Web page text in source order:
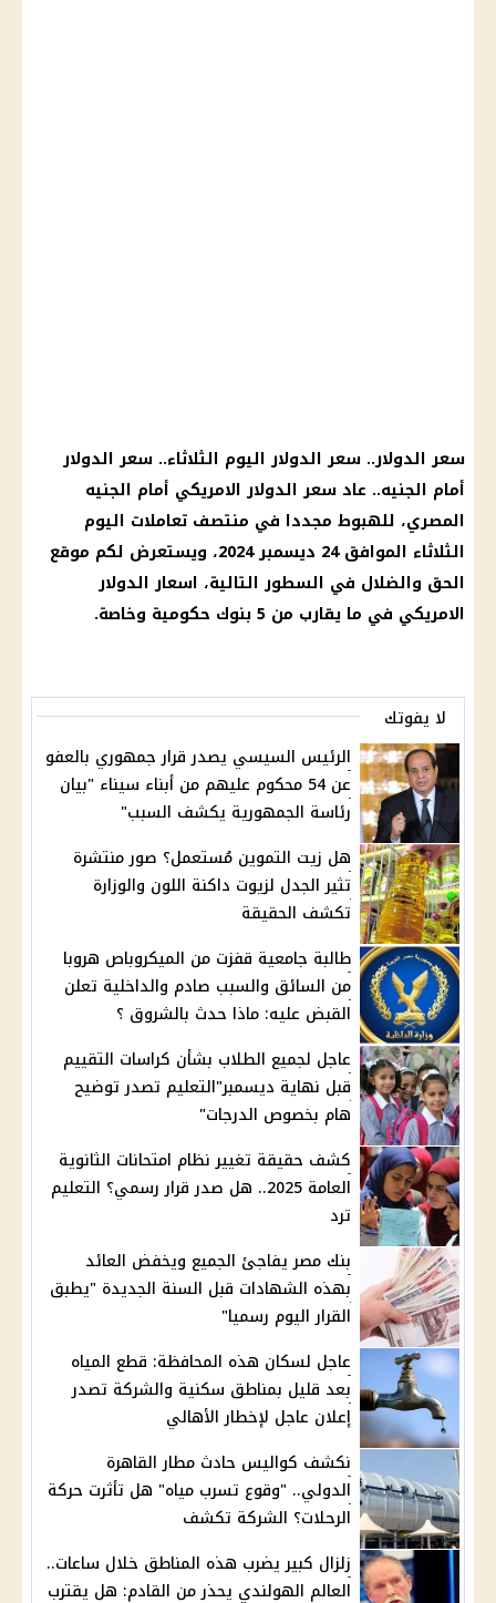
سعر الدولار.. سعر الدولار اليوم الثلاثاء.. سعر الدولار
أمام الجنيه.. عاد سعر الدولار الامريكي أمام الجنيه
المصري، للهبوط مجددا في منتصف تعاملات اليوم
الثلاثاء الموافق 24 ديسمبر 2024، ويستعرض لكم موقع
الحق والضلال في السطور التالية، اسعار الدولار
الامريكي في ما يقارب من 5 بنوك حكومية وخاصة.
لا يفوتك
الرئيس السيسي يصدر قرار جمهوري بالعفو
عن 54 محكوم عليهم من أبناء سيناء "بيان
رئاسة الجمهورية يكشف السبب"
هل زيت التموين مُستعمل؟ صور منتشرة
تثير الجدل لزيوت داكنة اللون والوزارة
تكشف الحقيقة
طالبة جامعية قفزت من الميكروباص هروبا
من السائق والسبب صادم والداخلية تعلن
القبض عليه: ماذا حدث بالشروق ؟
عاجل لجميع الطلاب بشأن كراسات التقييم
قبل نهاية ديسمبر"التعليم تصدر توضيح
هام بخصوص الدرجات"
كشف حقيقة تغيير نظام امتحانات الثانوية
العامة 2025.. هل صدر قرار رسمي؟ التعليم
ترد
بنك مصر يفاجئ الجميع ويخفض العائد
بهذه الشهادات قبل السنة الجديدة "يطبق
القرار اليوم رسميا"
عاجل لسكان هذه المحافظة: قطع المياه
بعد قليل بمناطق سكنية والشركة تصدر
إعلان عاجل لإخطار الأهالي
نكشف كواليس حادث مطار القاهرة
الدولي.. "وقوع تسرب مياه" هل تأثرت حركة
الرحلات؟ الشركة تكشف
زلزال كبير يضرب هذه المناطق خلال ساعات..
العالم الهولندي يحذر من القادم: هل يقترب